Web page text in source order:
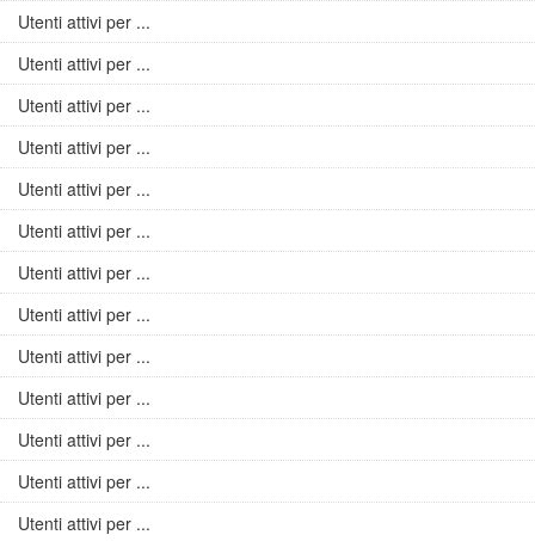
Utenti attivi per ...
Utenti attivi per ...
Utenti attivi per ...
Utenti attivi per ...
Utenti attivi per ...
Utenti attivi per ...
Utenti attivi per ...
Utenti attivi per ...
Utenti attivi per ...
Utenti attivi per ...
Utenti attivi per ...
Utenti attivi per ...
Utenti attivi per ...